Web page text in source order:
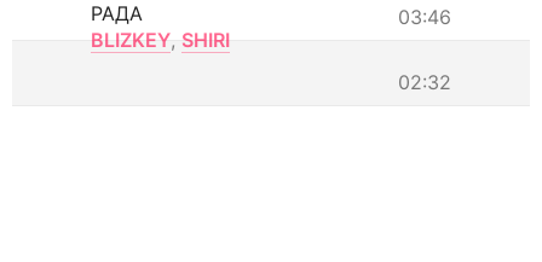
03:46
РАДА
BLIZKEY, SHIRI
02:32